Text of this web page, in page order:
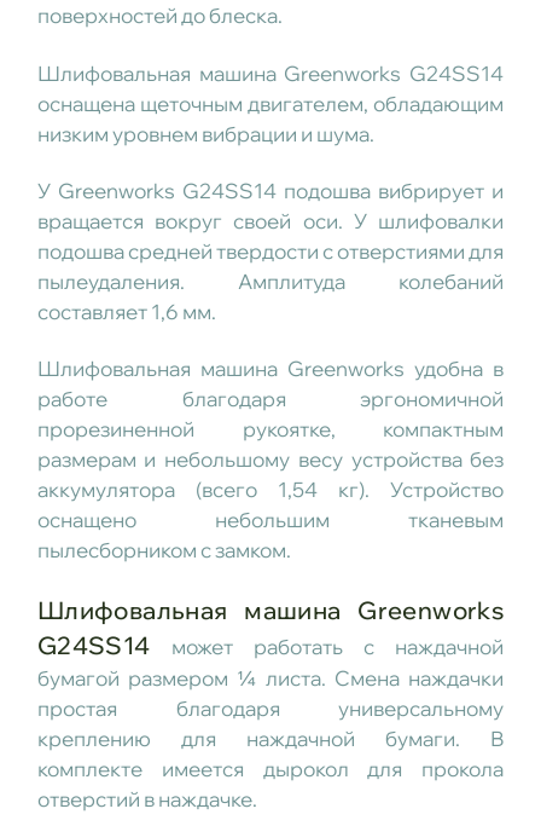
поверхностей до блеска.
Шлифовальная машина Greenworks G24SS14
оснащена щеточным двигателем, обладающим
низким уровнем вибрации и шума.
У Greenworks G24SS14 подошва вибрирует и
вращается вокруг своей оси. У шлифовалки
подошва средней твердости с отверстиями для
пылеудаления. Амплитуда колебаний
составляет 1,6 мм.
Шлифовальная машина Greenworks удобна в
работе благодаря эргономичной
прорезиненной рукоятке, компактным
размерам и небольшому весу устройства без
аккумулятора (всего 1,54 кг). Устройство
оснащено небольшим тканевым
пылесборником с замком.
Шлифовальная машина Greenworks
G24SS14 может работать с наждачной
бумагой размером ¼ листа. Смена наждачки
простая благодаря универсальному
креплению для наждачной бумаги. В
комплекте имеется дырокол для прокола
отверстий в наждачке.